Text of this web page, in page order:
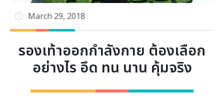
March 29, 2018
รองเท้าออกกำลังกาย ต้องเลือก
อย่างไร อึด ทน นาน คุ้มจริง